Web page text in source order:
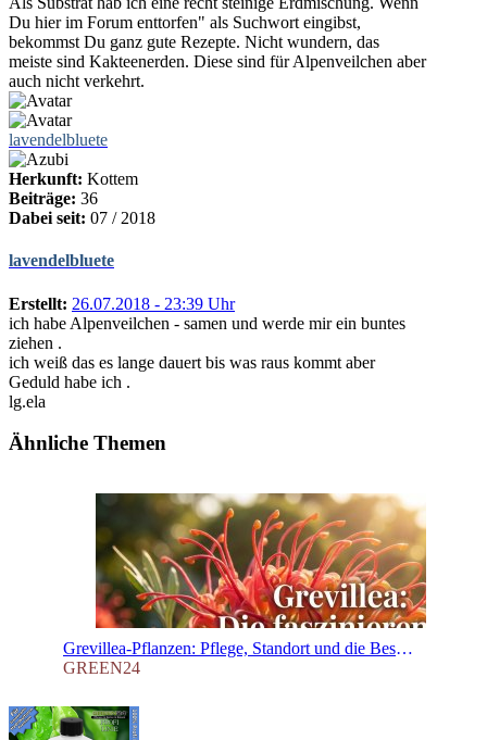
Du hier im Forum enttorfen" als Suchwort eingibst,
bekommst Du ganz gute Rezepte. Nicht wundern, das
meiste sind Kakteenerden. Diese sind für Alpenveilchen aber
auch nicht verkehrt.
lavendelbluete
Herkunft: Kottem
Beiträge: 36
Dabei seit: 07 / 2018
lavendelbluete
Erstellt: 26.07.2018 - 23:39 Uhr
ich habe Alpenveilchen - samen und werde mir ein buntes
ziehen .
ich weiß das es lange dauert bis was raus kommt aber
Geduld habe ich .
lg.ela
Ähnliche Themen
Grevillea-Pflanzen: Pflege, Standort und die Besonderheit der Phosphor-Empfindlichkeit
GREEN24